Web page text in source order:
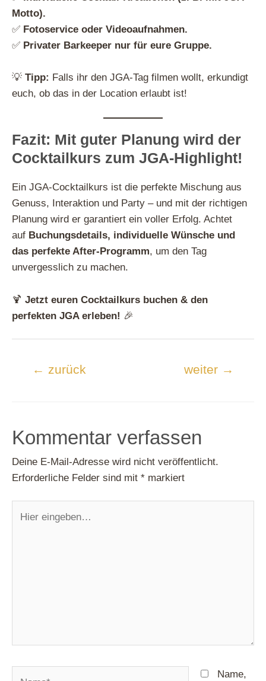
Motto).
✅ Fotoservice oder Videoaufnahmen.
✅ Privater Barkeeper nur für eure Gruppe.
💡 Tipp: Falls ihr den JGA-Tag filmen wollt, erkundigt
euch, ob das in der Location erlaubt ist!
Fazit: Mit guter Planung wird der
Cocktailkurs zum JGA-Highlight!
Ein JGA-Cocktailkurs ist die perfekte Mischung aus
Genuss, Interaktion und Party – und mit der richtigen
Planung wird er garantiert ein voller Erfolg. Achtet
auf Buchungsdetails, individuelle Wünsche und
das perfekte After-Programm, um den Tag
unvergesslich zu machen.
🍹 Jetzt euren Cocktailkurs buchen & den
perfekten JGA erleben! 🎉
← zurück weiter →
Kommentar verfassen
Deine E-Mail-Adresse wird nicht veröffentlicht.
Erforderliche Felder sind mit * markiert
eingeben…
Name,